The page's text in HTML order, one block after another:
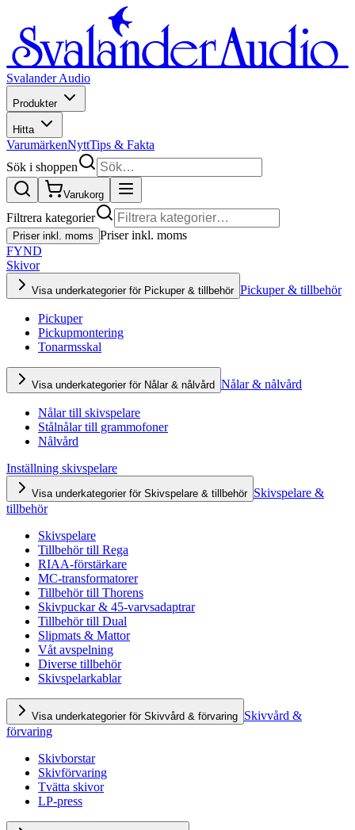
Svalander Audio
Produkter
Hitta
VarumärkenNyttTips & Fakta
Sök i shoppen
Varukorg
Filtrera kategorier
Priser inkl. moms Priser inkl. moms
FYND
Skivor
Visa underkategorier för Pickuper & tillbehör Pickuper & tillbehör
Pickuper
Pickupmontering
Tonarmsskal
Visa underkategorier för Nålar & nålvård Nålar & nålvård
Nålar till skivspelare
Stålnålar till grammofoner
Nålvård
Inställning skivspelare
Visa underkategorier för Skivspelare & tillbehör Skivspelare &
tillbehör
Skivspelare
Tillbehör till Rega
RIAA-förstärkare
MC-transformatorer
Tillbehör till Thorens
Skivpuckar & 45-varvsadaptrar
Tillbehör till Dual
Slipmats & Mattor
Våt avspelning
Diverse tillbehör
Skivspelarkablar
Visa underkategorier för Skivvård & förvaring Skivvård &
förvaring
Skivborstar
Skivförvaring
Tvätta skivor
LP-press